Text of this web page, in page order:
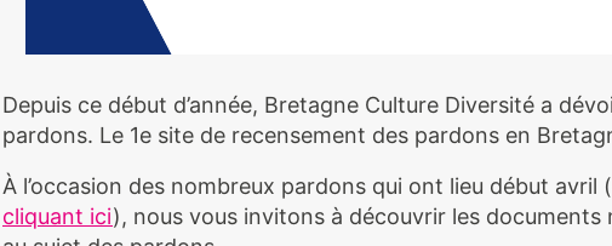
Depuis ce début d’année, Bretagne Culture Diversité a
pardons. Le 1e site de recensement des pardons en
À l’occasion des nombreux pardons qui ont lieu début avril
cliquant ici), nous vous invitons à découvrir les documents